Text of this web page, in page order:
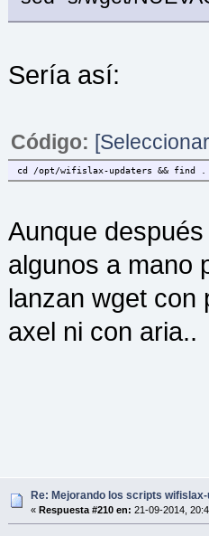
Sería así:
Código:
cd /opt/wifislax-updaters && find .
Aunque
algunos a mano
lanzan wget
axel ni con aria..
Re: Mejorando los scripts
« Respuesta #210 en: 21-09-2014,